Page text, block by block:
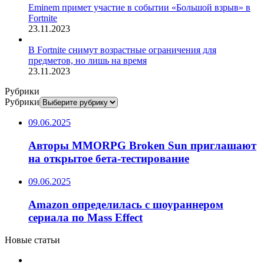
Eminem примет участие в событии «Большой взрыв» в
Fortnite
23.11.2023
В Fortnite снимут возрастные ограничения для
предметов, но лишь на время
23.11.2023
Рубрики
Рубрики
09.06.2025
Авторы MMORPG Broken Sun приглашают
на открытое бета-тестирование
09.06.2025
Amazon определилась с шоураннером
сериала по Mass Effect
Новые статьи